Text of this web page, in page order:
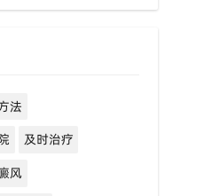
法
及时治疗
风